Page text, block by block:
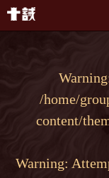
Warning
/home/
content/
Warning: